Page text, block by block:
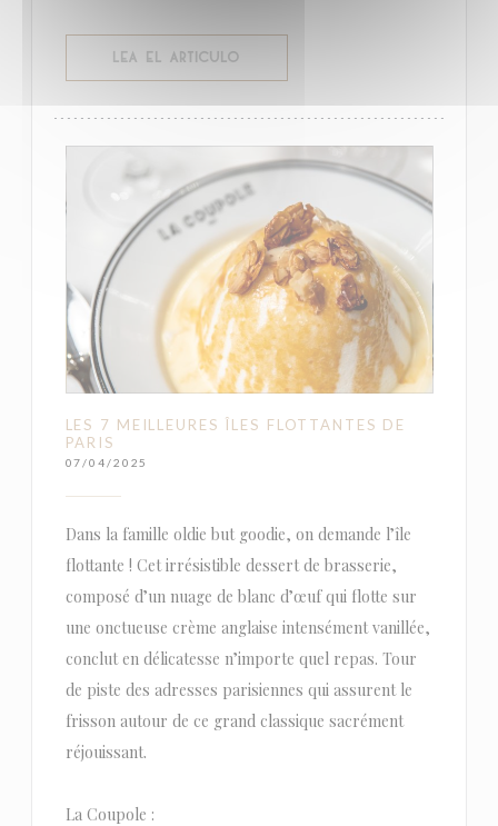
LEA EL ARTICULO
LES 7 MEILLEURES ÎLES FLOTTANTES DE
PARIS
07/04/2025
Dans la famille oldie but goodie, on demande l’île
flottante ! Cet irrésistible dessert de brasserie,
composé d’un nuage de blanc d’œuf qui flotte sur
une onctueuse crème anglaise intensément vanillée,
conclut en délicatesse n’importe quel repas. Tour
de piste des adresses parisiennes qui assurent le
frisson autour de ce grand classique sacrément
réjouissant.
La Coupole :